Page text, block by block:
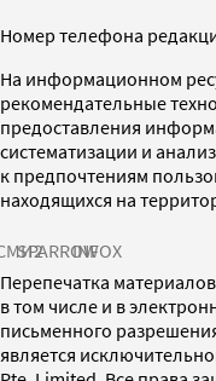
Номер телефона
На информационном
рекомендательные
предоставления
систематизации и
к предпочтениям
находящихся на
SPARROWINFOX
Перепечатка
в том числе и в
письменного
является